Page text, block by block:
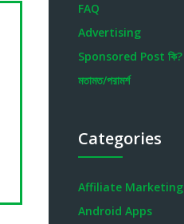
FAQ
Advertising
Sponsored Post কি?
মতামত/পরামর্শ
Categories
Affiliate Marketing
Android Apps